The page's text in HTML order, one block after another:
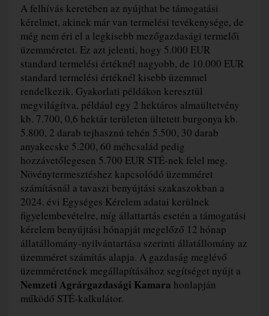
A felhívás keretében az nyújthat be támogatási
kérelmet, akinek már van termelési tevékenysége, de
még nem éri el a legkisebb mezőgazdasági termelői
üzemméretet. Ez azt jelenti, hogy 5.000 EUR
standard termelési értéknél nagyobb, de 10.000 EUR
standard termelési értéknél kisebb üzemmel
rendelkezik. Gyakorlati példákon keresztül
megvilágítva, például egy 2 hektáros almaültetvény
kb. 7.700, 0,6 hektár területen ültetett burgonya kb.
5.800, 2 darab tejhasznú tehén 5.500, 30 darab
anyakecske 5.200, 60 méhcsalád pedig
hozzávetőlegesen 5.700 EUR STÉ-nek felel meg.
Növénytermesztéshez kapcsolódó üzemméret
számításnál a tavaszi benyújtási szakaszokban a
2024. évi Egységes Kérelem adatai kerülnek
figyelembevételre, míg állattartás esetén a támogatási
kérelem benyújtási hónapját megelőző 12 hónap
állatállomány-nyilvántartása szerinti állatállomány az
üzemméret számítás alapja. A gazdaság meglévő
üzemméretének megállapításához segítséget nyújt a
Nemzeti Agrárgazdasági Kamara honlapján
működő STÉ-kalkulátor.